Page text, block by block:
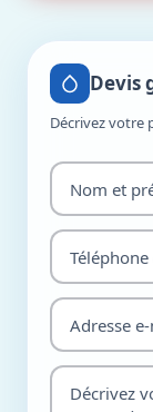
Devis
Décrivez votre